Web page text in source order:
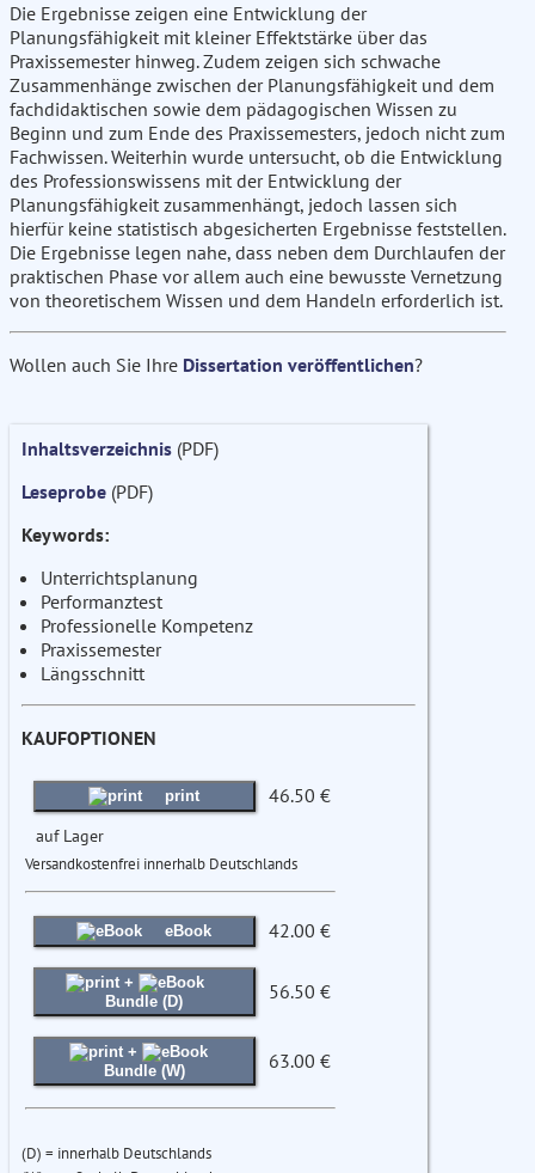
Die Ergebnisse zeigen eine Entwicklung der
Planungsfähigkeit mit kleiner Effektstärke über das
Praxissemester hinweg. Zudem zeigen sich schwache
Zusammenhänge zwischen der Planungsfähigkeit und dem
fachdidaktischen sowie dem pädagogischen Wissen zu
Beginn und zum Ende des Praxissemesters, jedoch nicht zum
Fachwissen. Weiterhin wurde untersucht, ob die Entwicklung
des Professionswissens mit der Entwicklung der
Planungsfähigkeit zusammenhängt, jedoch lassen sich
hierfür keine statistisch abgesicherten Ergebnisse feststellen.
Die Ergebnisse legen nahe, dass neben dem Durchlaufen der
praktischen Phase vor allem auch eine bewusste Vernetzung
von theoretischem Wissen und dem Handeln erforderlich ist.
Wollen auch Sie Ihre Dissertation veröffentlichen?
Inhaltsverzeichnis (PDF)
Leseprobe (PDF)
Keywords:
Unterrichtsplanung
Performanztest
Professionelle Kompetenz
Praxissemester
Längsschnitt
KAUFOPTIONEN
print 46.50 €
auf Lager
Versandkostenfrei innerhalb Deutschlands
eBook 42.00 €
+
Bundle (D)
56.50 €
+
Bundle (W)
63.00 €
(D) = innerhalb Deutschlands